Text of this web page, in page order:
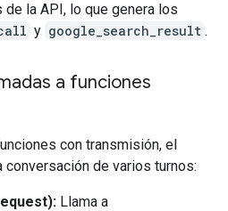
la API, lo que genera los
y google_search_result .
a funciones
con transmisión, el
de varios turnos:
Llama a